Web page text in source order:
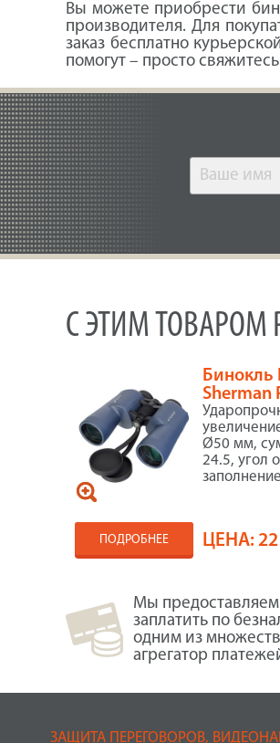
Вы можете приобрести
производителя. Для
заказ бесплатно
помогут – просто
С ЭТИМ ТОВАРОМ
Бинокль
Sherman
Ø50 мм,
24.5, угол
ПОДРОБНЕЕ ЦЕНА:
Мы
заплатить по
одним из
агрегатор
ЗАЩИТА ПЕРЕГОВОРОВ,